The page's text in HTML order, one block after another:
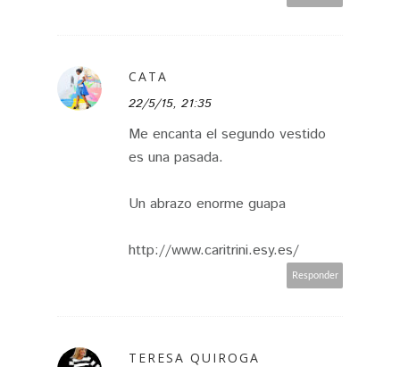
CATA
22/5/15, 21:35
Me encanta el segundo vestido
es una pasada.
Un abrazo enorme guapa
http://www.caritrini.esy.es/
Responder
TERESA QUIROGA